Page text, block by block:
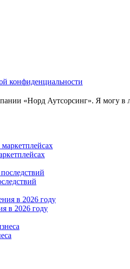
конфиденциальности
«Норд Аутсорсинг». Я могу в
в 2026 году